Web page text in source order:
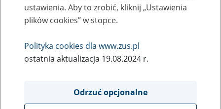
eZUS w siedzibie Twojej firmy
Rodzaj wydarzenia
Szkolenia
Obszar merytoryczny
obsługa klientów
ustawienia. Aby to zrobić, kliknij „Ustawienia
plików cookies” w stopce.
Polityka cookies dla www.zus.pl
ostatnia aktualizacja 19.08.2024 r.
Odrzuć opcjonalne